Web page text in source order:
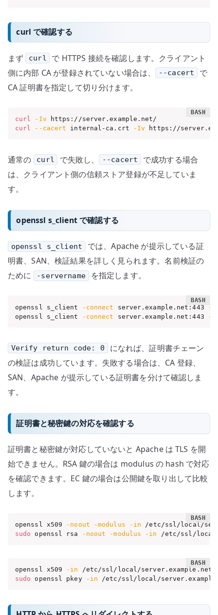
curl で確認する
まず curl
で HTTPS 接続を確認します。クライアント
側に内部 CA が登録されていない場合は、
--cacert
で
CA 証明書を指定して切り分けます。
curl -Iv
curl
--cacert internal-ca.crt -Iv https://
通常の curl で失敗し、 --cacert
で成功する場合
は、クライアント側の信頼ストア登録が不足していま
す。
openssl s_client で確認する
openssl s_client
では、Apache が提示している証
明書、SAN、検証結果を詳しく見られます。名前検証の
ために
-servername を指定します。
openssl s_client -connect server.example.net:443
-
openssl s_client
-connect server.example.net:443 -
Verify return code: 0
になれば、証明書チェーン
の検証は成功しています。失敗する場合は、CA 登録、
SAN、Apache が提示している証明書を分けて確認しま
す。
証明書と秘密鍵の対応を確認する
証明書と秘密鍵が対応していないと Apache は TLS を開
始できません。RSA 鍵の場合は modulus の hash で対応
を確認できます。EC 鍵の場合は公開鍵を取り出して比較
します。
openssl x509 -noout -modulus -in /etc/ssl/local/
sudo openssl rsa -noout -modulus -in /etc/ssl/local/
openssl x509 -in
/etc/ssl/local/
sudo openssl pkey -in /etc/ssl/local/